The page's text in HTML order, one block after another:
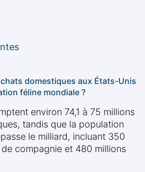
domestiques aux États-Unis
féline mondiale ?
environ 74,1 à 75 millions
tandis que la population
le milliard, incluant 350
de compagnie et 480 millions